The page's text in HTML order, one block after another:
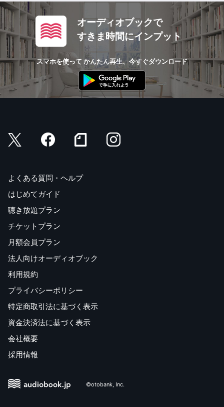
23 家族を見守りに、空の上からやって来た白い影
キリン10の秘密
5キリンの生き方/6キリンのケツ穴伝説
第4章 未だ謎解けぬ事件
24 通常じゃありえない死に方、「エクストリーム自殺」
28 親と電話している最中に消えた大学生
旧碓氷郡松井田町・霧積山女性殺人事件
四日市ジャスコ誤認逮捕死亡事件
32 「神隠し」から生還した女子高生
千葉県茂原市女子高生失踪事件
ヴァリグ・ブラジル航空967便遭難事故
34 大統領暗殺を数分前に予告してきた電話
ケネディ米大統領暗殺事件
キリン10の秘密
7キリンの収入公開/8キリンの“童貞性"について
第5章 語り継がれる伝説の真偽
37 隣家から届いた脅迫状と、まぼろしの犬
38 某宗派の僧侶が受けた、ゾッとする依頼
オーディオブックで
すきま時間にインプット
スマホを使って かんたん再生、今すぐダウンロード
よくある質問・ヘルプ
はじめてガイド
聴き放題プラン
チケットプラン
月額会員プラン
法人向けオーディオブック
利用規約
プライバシーポリシー
特定商取引法に基づく表示
資金決済法に基づく表示
会社概要
採用情報
©otobank, Inc.